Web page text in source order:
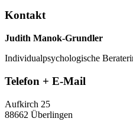
Kontakt
Judith Manok-Grundler
Individualpsychologische
Telefon + E-Mail
Aufkirch 25
88662 Überlingen